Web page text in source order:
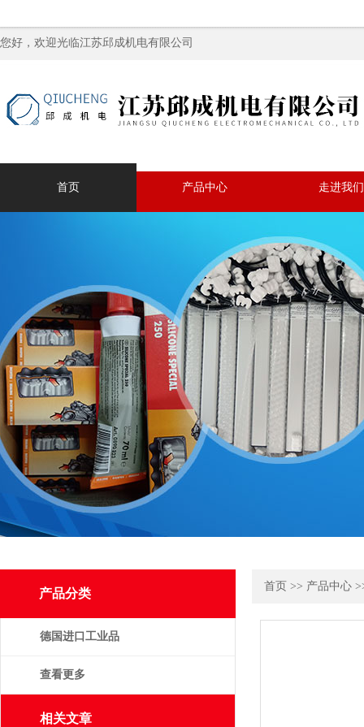
您好，欢迎光临江苏邱成机电有限公司
首页 产品中心 走进我们
产品分类
德国进口工业品
查看更多
相关文章
首页 >> 产品中心